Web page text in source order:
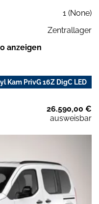
1 (None)
Zentrallager
anzeigen
Kam PrivG 16Z DigC LED
26.590,00 €
ausweisbar